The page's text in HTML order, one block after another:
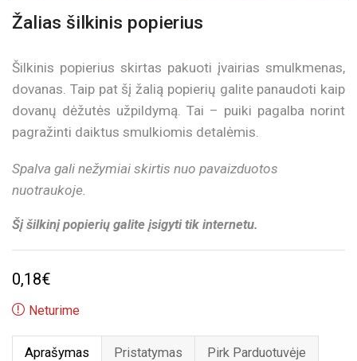
Žalias šilkinis popierius
Šilkinis popierius skirtas pakuoti įvairias smulkmenas,
dovanas. Taip pat šį žalią popierių galite panaudoti kaip
dovanų dėžutės užpildymą. Tai – puiki pagalba norint
pagražinti daiktus smulkiomis detalėmis.
Spalva gali nežymiai skirtis nuo pavaizduotos
nuotraukoje.
Šį šilkinį popierių galite įsigyti tik internetu.
0,18€
Neturime
Aprašymas Pristatymas Pirk Parduotuvėje